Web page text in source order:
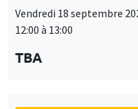
Vendredi 18 septembre
12:00 à 13:00
TBA